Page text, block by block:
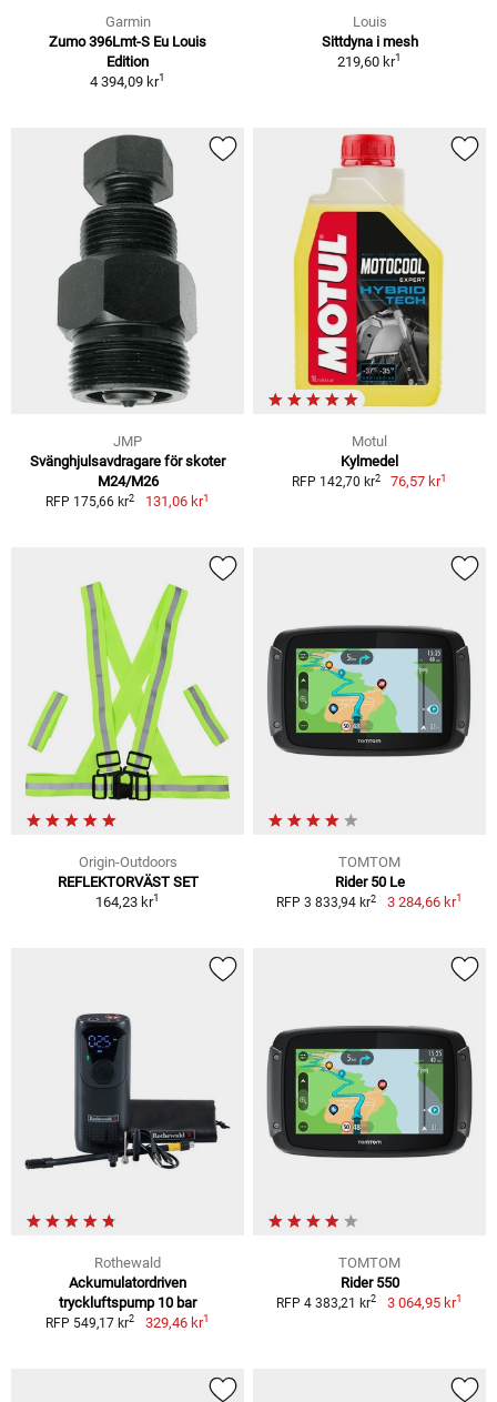
Garmin
Zumo 396Lmt-S Eu Louis
Edition
4 394,09 kr1
Louis
Sittdyna i mesh
219,60 kr1
JMP
Svänghjulsavdragare för skoter
M24/M26
RFP 175,66 kr2 131,06 kr1
Motul
Kylmedel
RFP 142,70 kr2 76,57 kr1
Origin-Outdoors
REFLEKTORVÄST SET
164,23 kr1
TOMTOM
Rider 50 Le
RFP 3 833,94 kr2 3 284,66 kr1
Rothewald
Ackumulatordriven
tryckluftspump 10 bar
RFP 549,17 kr2 329,46 kr1
TOMTOM
Rider 550
RFP 4 383,21 kr2 3 064,95 kr1